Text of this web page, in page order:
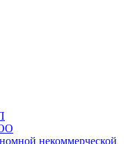
некоммерческой